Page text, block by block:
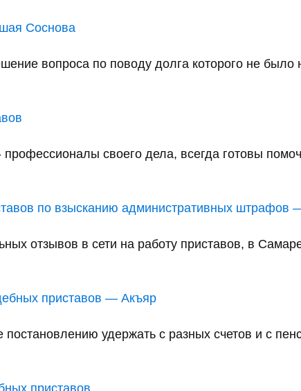
Соснова
вопроса по поводу долга которого не было
своего дела, всегда готовы
по взысканию административных штрафов
отзывов в сети на работу приставов, в
приставов — Акъяр
удержать с разных счетов и с
приставов